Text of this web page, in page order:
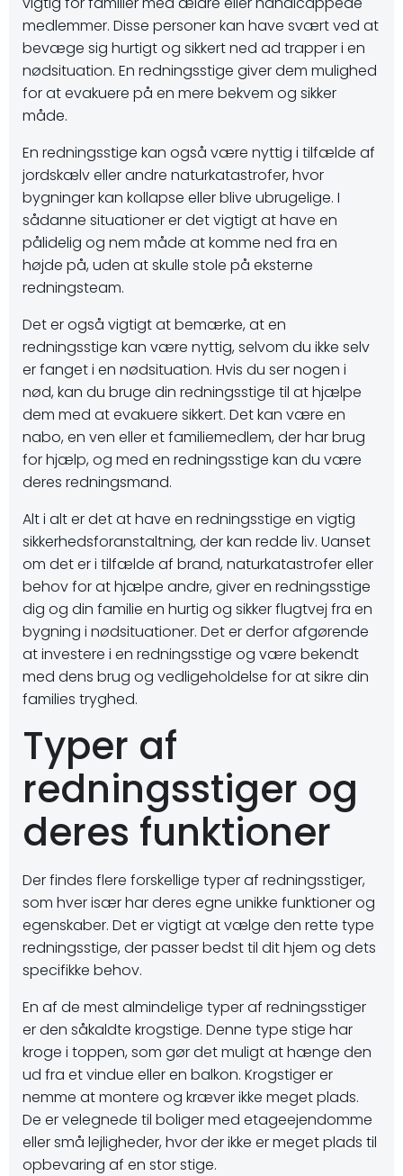
medlemmer. Disse personer kan have svært ved at
bevæge sig hurtigt og sikkert ned ad trapper i en
nødsituation. En redningsstige giver dem mulighed
for at evakuere på en mere bekvem og sikker
måde.
En redningsstige kan også være nyttig i tilfælde af
jordskælv eller andre naturkatastrofer, hvor
bygninger kan kollapse eller blive ubrugelige. I
sådanne situationer er det vigtigt at have en
pålidelig og nem måde at komme ned fra en
højde på, uden at skulle stole på eksterne
redningsteam.
Det er også vigtigt at bemærke, at en
redningsstige kan være nyttig, selvom du ikke selv
er fanget i en nødsituation. Hvis du ser nogen i
nød, kan du bruge din redningsstige til at hjælpe
dem med at evakuere sikkert. Det kan være en
nabo, en ven eller et familiemedlem, der har brug
for hjælp, og med en redningsstige kan du være
deres redningsmand.
Alt i alt er det at have en redningsstige en vigtig
sikkerhedsforanstaltning, der kan redde liv. Uanset
om det er i tilfælde af brand, naturkatastrofer eller
behov for at hjælpe andre, giver en redningsstige
dig og din familie en hurtig og sikker flugtvej fra en
bygning i nødsituationer. Det er derfor afgørende
at investere i en redningsstige og være bekendt
med dens brug og vedligeholdelse for at sikre din
families tryghed.
Typer af
redningsstiger og
deres funktioner
Der findes flere forskellige typer af redningsstiger,
som hver især har deres egne unikke funktioner og
egenskaber. Det er vigtigt at vælge den rette type
redningsstige, der passer bedst til dit hjem og dets
specifikke behov.
En af de mest almindelige typer af redningsstiger
er den såkaldte krogstige. Denne type stige har
kroge i toppen, som gør det muligt at hænge den
ud fra et vindue eller en balkon. Krogstiger er
nemme at montere og kræver ikke meget plads.
De er velegnede til boliger med etageejendomme
eller små lejligheder, hvor der ikke er meget plads til
opbevaring af en stor stige.